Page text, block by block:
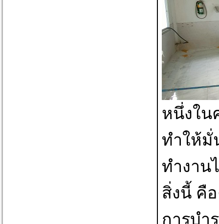
หนึ่งใน
ทำให้มั่
ทำงาน
สิ่งนี้ คื
การบำ